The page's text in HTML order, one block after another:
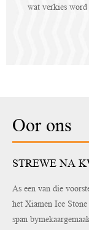
wat verkies word
Oor ons
STREWE NA
As een van die
het Xiamen Ice
span